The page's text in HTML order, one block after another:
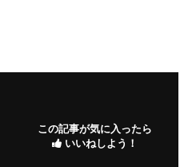
この記事が気に入ったら
いいねしよう！